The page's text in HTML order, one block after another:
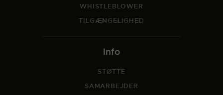
WHISTLEBLOWER
TILGÆNGELIGHED
Info
STØTTE
SAMARBEJDER